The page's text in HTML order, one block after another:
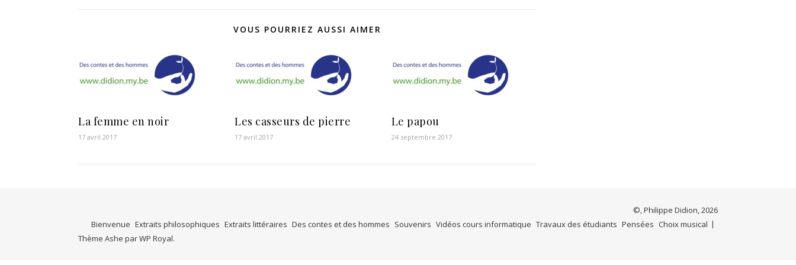
VOUS POURRIEZ AUSSI AIMER
La femme en noir
17 avril 2017
Les casseurs de pierre
17 avril 2017
Le papou
24 septembre 2017
©, Philippe Didion, 2026
Bienvenue Extraits philosophiques Extraits littéraires Des contes et des hommes Souvenirs Vidéos cours informatique Travaux des étudiants Pensées Choix musical
Thème Ashe parWP Royal.